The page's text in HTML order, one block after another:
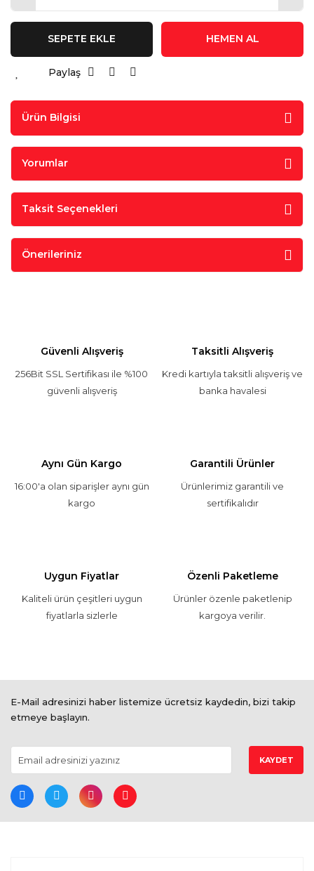
SEPETE EKLE HEMEN AL
Paylaş
Ürün Bilgisi
Yorumlar
Taksit Seçenekleri
Önerileriniz
Güvenli Alışveriş
256Bit SSL Sertifikası ile %100
güvenli alışveriş
Taksitli Alışveriş
Kredi kartıyla taksitli alışveriş ve
banka havalesi
Aynı Gün Kargo
16:00'a olan siparişler aynı gün
kargo
Garantili Ürünler
Ürünlerimiz garantili ve
sertifikalıdır
Uygun Fiyatlar
Kaliteli ürün çeşitleri uygun
fiyatlarla sizlerle
Özenli Paketleme
Ürünler özenle paketlenip
kargoya verilir.
E-Mail adresinizi haber listemize ücretsiz kaydedin, bizi takip
etmeye başlayın.
KAYDET